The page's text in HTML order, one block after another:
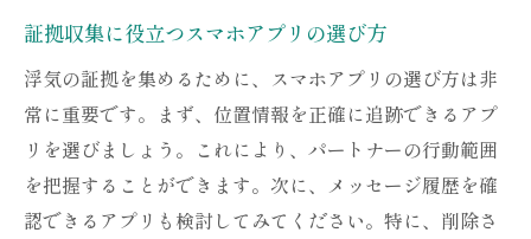
証拠収集に役立つスマホアプリの選び方
浮気の証拠を集めるために、スマホアプリの選び方は非
常に重要です。まず、位置情報を正確に追跡できるアプ
リを選びましょう。これにより、パートナーの行動範囲
を把握することができます。次に、メッセージ履歴を確
認できるアプリも検討してみてください。特に、削除さ